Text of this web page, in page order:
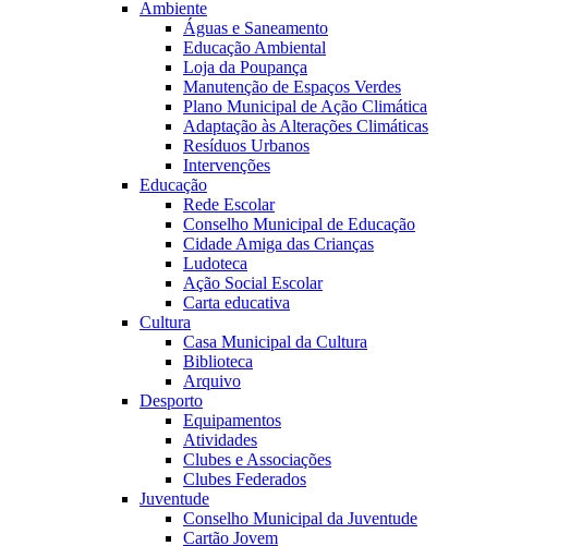
Ambiente
Águas e Saneamento
Educação Ambiental
Loja da Poupança
Manutenção de Espaços Verdes
Plano Municipal de Ação Climática
Adaptação às Alterações Climáticas
Resíduos Urbanos
Intervenções
Educação
Rede Escolar
Conselho Municipal de Educação
Cidade Amiga das Crianças
Ludoteca
Ação Social Escolar
Carta educativa
Cultura
Casa Municipal da Cultura
Biblioteca
Arquivo
Desporto
Equipamentos
Atividades
Clubes e Associações
Clubes Federados
Juventude
Conselho Municipal da Juventude
Cartão Jovem